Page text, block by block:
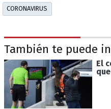
CORONAVIRUS
También te puede
El